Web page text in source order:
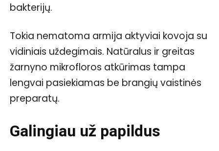
bakterijų.
Tokia nematoma armija aktyviai kovoja su
vidiniais uždegimais. Natūralus ir greitas
žarnyno mikrofloros atkūrimas tampa
lengvai pasiekiamas be brangių vaistinės
preparatų.
Galingiau už papildus